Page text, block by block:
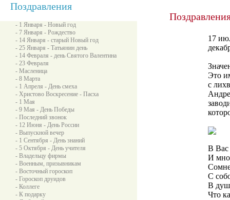
Поздравления
- 1 Января - Новый год
- 7 Января - Рождество
- 14 Января - старый Новый год
- 25 Января - Татьянин день
- 14 Февраля - день Святого Валентина
- 23 Февраля
- Масленица
- 8 Марта
- 1 Апреля - День смеха
- Христово Воскресение - Пасха
- 1 Мая
- 9 Мая - День Победы
- Последний звонок
- 12 Июня - День России
- Выпускной вечер
- 1 Сентября - День знаний
- 5 Октября - День учителя
- Владельцу фирмы
- Военным, призывникам
- Восточный гороскоп
- Гороскоп друидов
- Коллеге
- К подарку
17
Это
с
В Вас
И
С
В
Что